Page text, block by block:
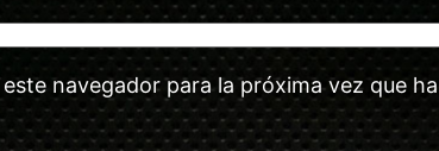
navegador para la próxima vez que